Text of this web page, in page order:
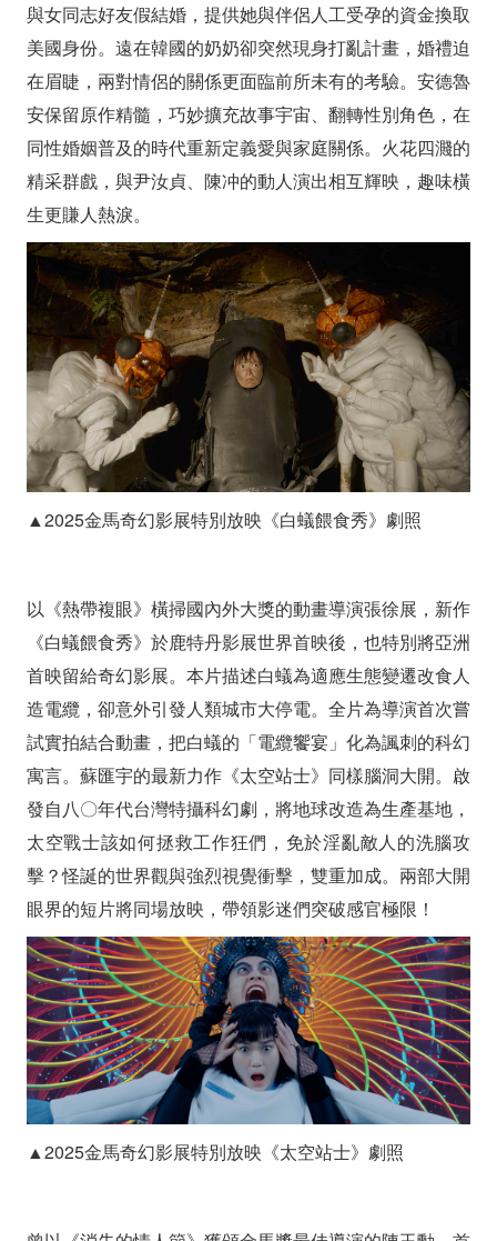
與女同志好友假結婚，提供她與伴侶人工受孕的資金換取
美國身份。遠在韓國的奶奶卻突然現身打亂計畫，婚禮迫
在眉睫，兩對情侶的關係更面臨前所未有的考驗。安德魯
安保留原作精髓，巧妙擴充故事宇宙、翻轉性別角色，在
同性婚姻普及的時代重新定義愛與家庭關係。火花四濺的
精采群戲，與尹汝貞、陳冲的動人演出相互輝映，趣味橫
生更賺人熱淚。
▲2025金馬奇幻影展特別放映《白蟻餵食秀》劇照
以《熱帶複眼》橫掃國內外大獎的動畫導演張徐展，新作
《白蟻餵食秀》於鹿特丹影展世界首映後，也特別將亞洲
首映留給奇幻影展。本片描述白蟻為適應生態變遷改食人
造電纜，卻意外引發人類城市大停電。全片為導演首次嘗
試實拍結合動畫，把白蟻的「電纜饗宴」化為諷刺的科幻
寓言。蘇匯宇的最新力作《太空站士》同樣腦洞大開。啟
發自八〇年代台灣特攝科幻劇，將地球改造為生產基地，
太空戰士該如何拯救工作狂們，免於淫亂敵人的洗腦攻
擊？怪誕的世界觀與強烈視覺衝擊，雙重加成。兩部大開
眼界的短片將同場放映，帶領影迷們突破感官極限！
▲2025金馬奇幻影展特別放映《太空站士》劇照